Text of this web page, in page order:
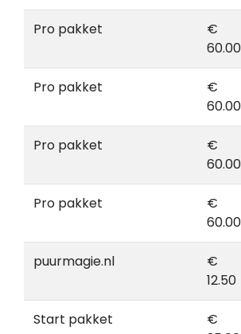
Pro pakket
€
60.00
Pro pakket
€
60.00
Pro pakket
€
60.00
Pro pakket
€
60.00
puurmagie.nl
€
12.50
Start pakket
€